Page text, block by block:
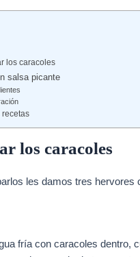
los caracoles
salsa picante
recetas
los caracoles
les damos tres hervores
fría con caracoles dentro,